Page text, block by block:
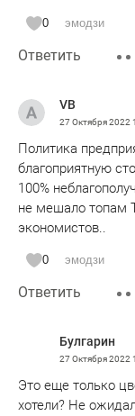
0 эмодзи
Ответить
VB
27 Октября 2022
Политика
благоприятную
100%
не мешало топам
экономистов..
0 эмодзи
Ответить
Булгарин
27 Октября 2022
Это еще только
хотели? Не